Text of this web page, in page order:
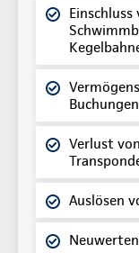
Verlust
Auslösen